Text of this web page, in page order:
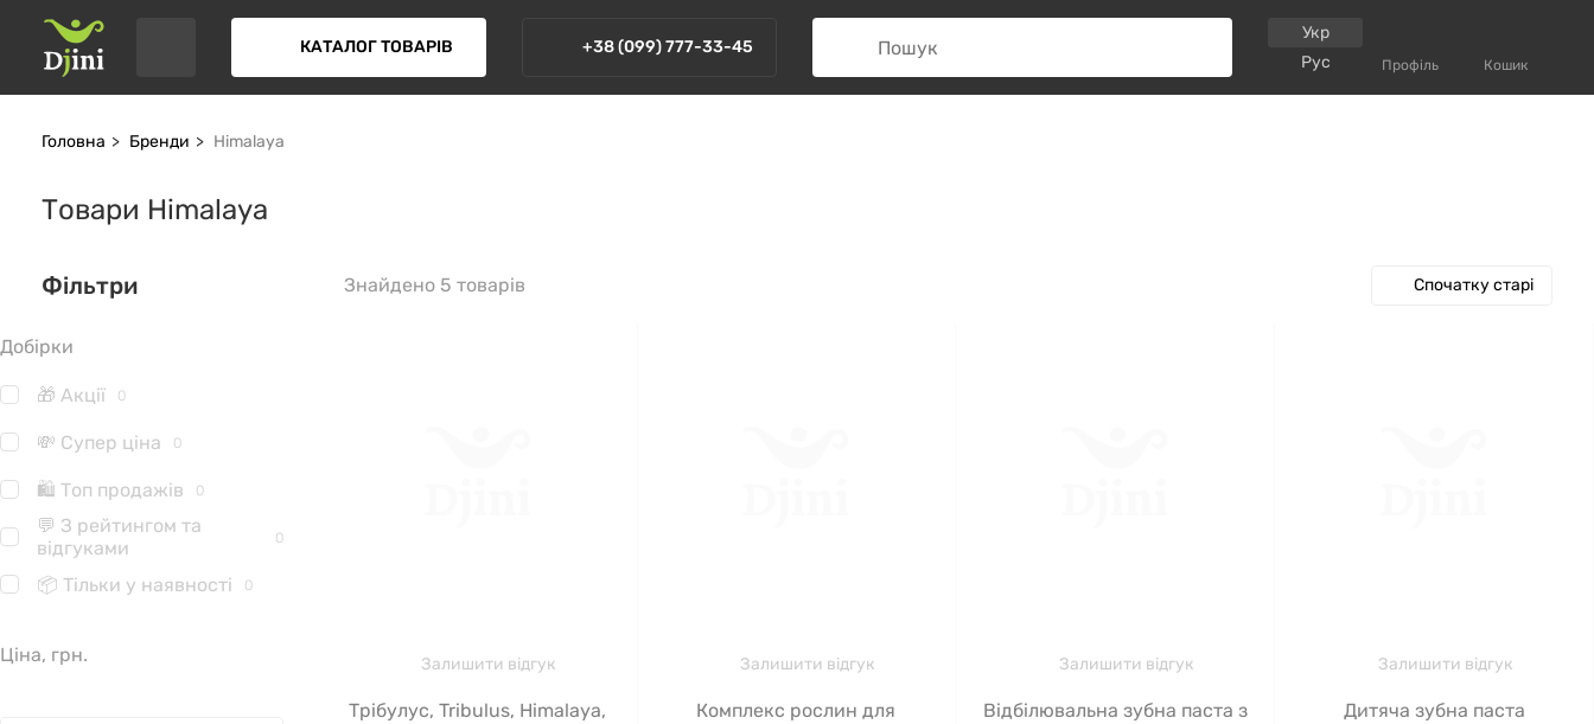
КАТАЛОГ ТОВАРІВ +38 (099) 777-33-45
Укр
Рус
Профіль Кошик
Головна Бренди Himalaya
Товари Himalaya
Фільтри Знайдено 5 товарів Спочатку старі
Добірки
🎁 Акції 0
💸 Супер ціна 0
🛍 Топ продажів 0
💬 З рейтингом та
відгуками
0
📦 Тільки у наявності 0
Ціна, грн. Залишити відгук
Трібулус, Tribulus, Himalaya,
Залишити відгук
Комплекс рослин для
Залишити відгук
Відбілювальна зубна паста з
Залишити відгук
Дитяча зубна паста